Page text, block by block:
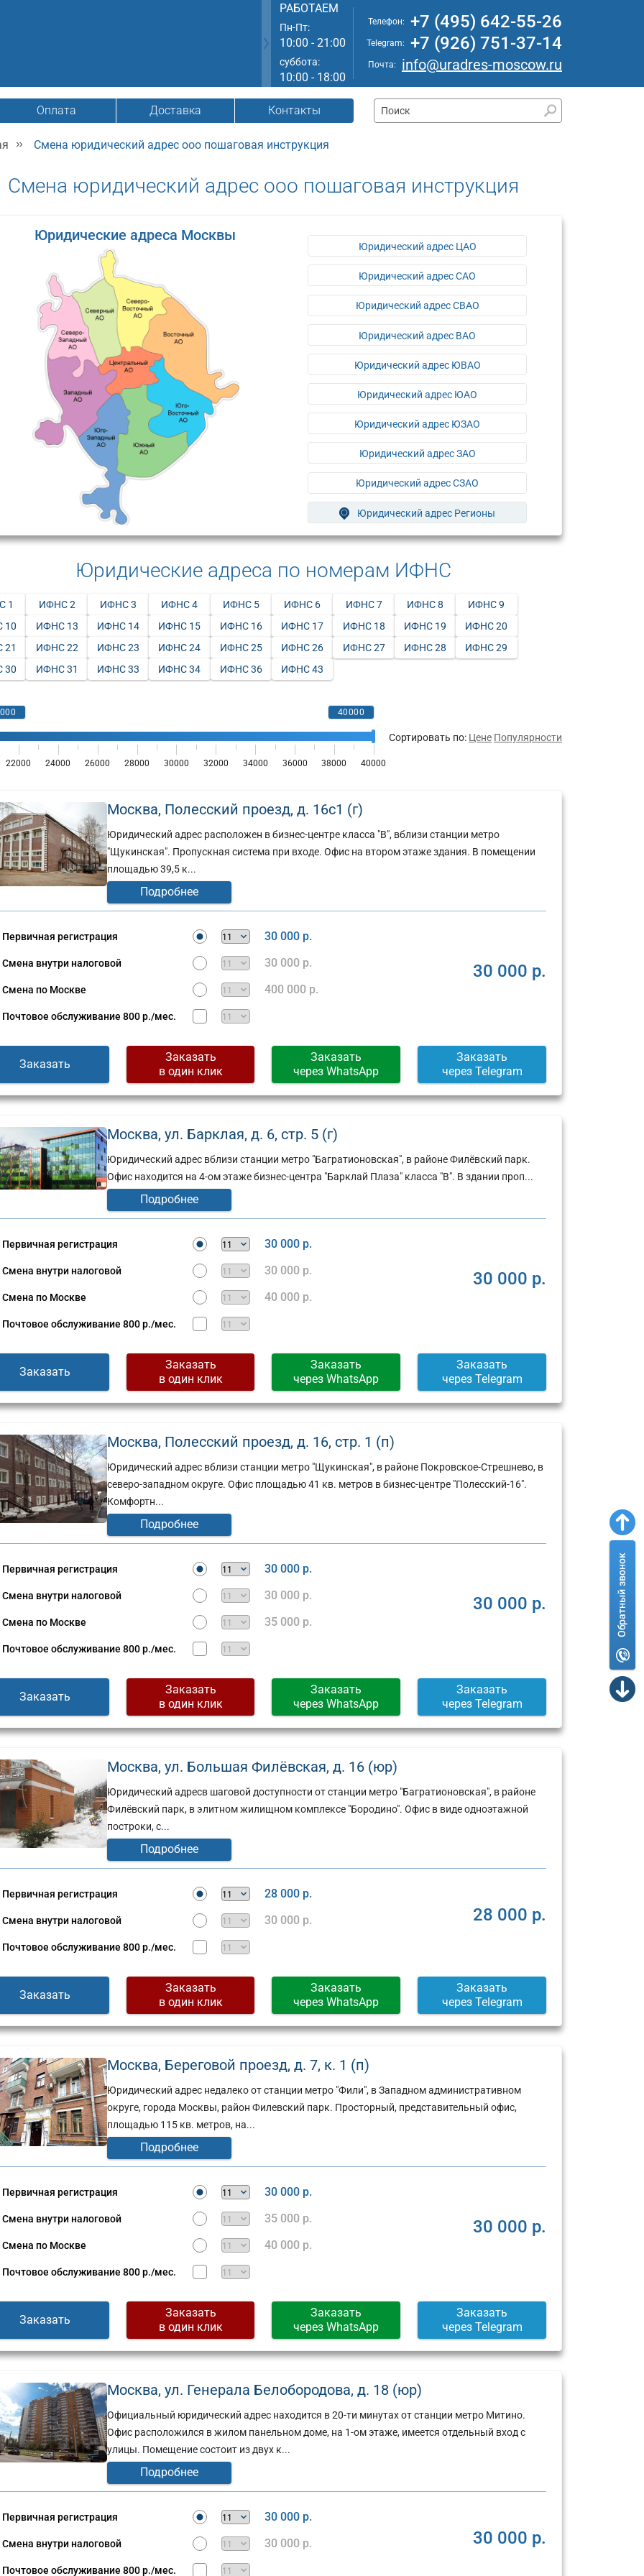
РАБОТАЕМ
Пн-Пт:
10:00 - 21:00
суббота:
10:00 - 18:00
Телефон: +7 (495) 642-55-26
Telegram: +7 (926) 751-37-14
Почта: info@uradres-moscow.ru
Оплата Доставка Контакты
Юридический
Сущевская,
27,
2
6/2
(г)
адрес:
Москва,
12
Смена юридический адрес ооо пошаговая инструкция
Смена юридический адрес ооо пошаговая инструкция
Юридические адреса Москвы
Юридический адрес ЦАО
Юридический адрес САО
Юридический адрес СВАО
Юридический адрес ВАО
Юридический адрес ЮВАО
Юридический адрес ЮАО
Юридический адрес ЮЗАО
Юридический адрес ЗАО
Юридический адрес СЗАО
Юридический адрес Регионы
Юридические адреса по номерам ИФНС
1 ИФНС 2 ИФНС 3 ИФНС 4 ИФНС 5 ИФНС 6 ИФНС 7 ИФНС 8
ИФНС 9
10
ИФНС 13 ИФНС 14 ИФНС 15 ИФНС 16 ИФНС 17 ИФНС 18 ИФНС 19
ИФНС 20
21
ИФНС 22 ИФНС 23 ИФНС 24 ИФНС 25 ИФНС 26 ИФНС 27 ИФНС 28
ИФНС 29
30
ИФНС 31 ИФНС 33 ИФНС 34 ИФНС 36 ИФНС 43
Сортировать по: Цене Популярности
Москва, Полесский проезд, д. 16с1 (г)
Юридический адрес расположен в бизнес-центре класса "В", вблизи станции метро
"Щукинская". Пропускная система при входе. Офис на втором этаже здания. В помещении
площадью 39,5 к...
Подробнее
Первичная регистрация 30 000 р.
Смена внутри налоговой 30 000 р.
Смена по Москве 400 000 р.
Почтовое обслуживание 800 р./мес.
30 000 р.
Заказать
Заказать
в один клик
Заказать
через WhatsApp
Заказать
через Telegram
Москва, ул. Барклая, д. 6, стр. 5 (г)
Юридический адрес вблизи станции метро "Багратионовская", в районе Филёвский парк.
Офис находится на 4-ом этаже бизнес-центра "Барклай Плаза" класса "В". В здании проп...
Подробнее
Первичная регистрация 30 000 р.
Смена внутри налоговой 30 000 р.
Смена по Москве 40 000 р.
Почтовое обслуживание 800 р./мес.
30 000 р.
Заказать
Заказать
в один клик
Заказать
через WhatsApp
Заказать
через Telegram
Москва, Полесский проезд, д. 16, стр. 1 (п)
Юридический адрес вблизи станции метро "Щукинская", в районе Покровское-Стрешнево, в
северо-западном округе. Офис площадью 41 кв. метров в бизнес-центре "Полесский-16".
Комфортн...
Подробнее
Первичная регистрация 30 000 р.
Смена внутри налоговой 30 000 р.
Смена по Москве 35 000 р.
Почтовое обслуживание 800 р./мес.
30 000 р.
Заказать
Заказать
в один клик
Заказать
через WhatsApp
Заказать
через Telegram
Москва, ул. Большая Филёвская, д. 16 (юр)
Юридический адресв шаговой доступности от станции метро "Багратионовская", в районе
Филёвский парк, в элитном жилищном комплексе "Бородино". Офис в виде одноэтажной
построки, с...
Подробнее
Первичная регистрация 28 000 р.
Смена внутри налоговой 30 000 р.
Почтовое обслуживание 800 р./мес.
28 000 р.
Заказать
Заказать
в один клик
Заказать
через WhatsApp
Заказать
через Telegram
Москва, Береговой проезд, д. 7, к. 1 (п)
Юридический адрес недалеко от станции метро "Фили", в Западном административном
округе, города Москвы, район Филевский парк. Просторный, представительный офис,
площадью 115 кв. метров, на...
Подробнее
Первичная регистрация 30 000 р.
Смена внутри налоговой 35 000 р.
Смена по Москве 40 000 р.
Почтовое обслуживание 800 р./мес.
30 000 р.
Заказать
Заказать
в один клик
Заказать
через WhatsApp
Заказать
через Telegram
Москва, ул. Генерала Белобородова, д. 18 (юр)
Официальный юридический адрес находится в 20-ти минутах от станции метро Митино.
Офис расположился в жилом панельном доме, на 1-ом этаже, имеется отдельный вход с
улицы. Помещение состоит из двух к...
Подробнее
Первичная регистрация 30 000 р.
Смена внутри налоговой 30 000 р.
Почтовое обслуживание 800 р./мес.
30 000 р.